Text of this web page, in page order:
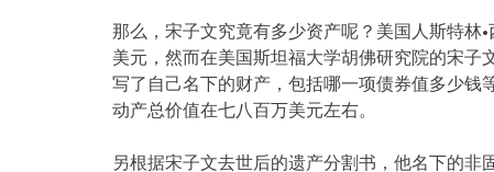
那么，宋子文究竟有多少资产呢？美国人斯特林
美元，然而在美国斯坦福大学胡佛研究院的宋
写了自己名下的财产，包括哪一项债券值多少钱
动产总价值在七八百万美元左右。
另根据宋子文去世后的遗产分割书，他名下的非